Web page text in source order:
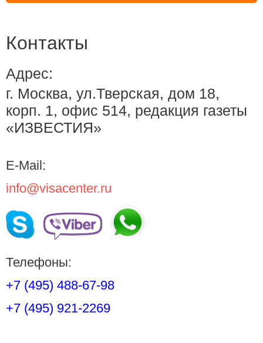
Контакты
Адрес:
г. Москва, ул.Тверская, дом 18,
корп. 1, офис 514, редакция газеты
«ИЗВЕСТИЯ»
E-Mail:
info@visacenter.ru
Телефоны:
+7 (495) 488-67-98
+7 (495) 921-2269